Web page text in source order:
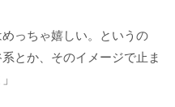
めっちゃ嬉しい。というの
とか、そのイメージで止ま